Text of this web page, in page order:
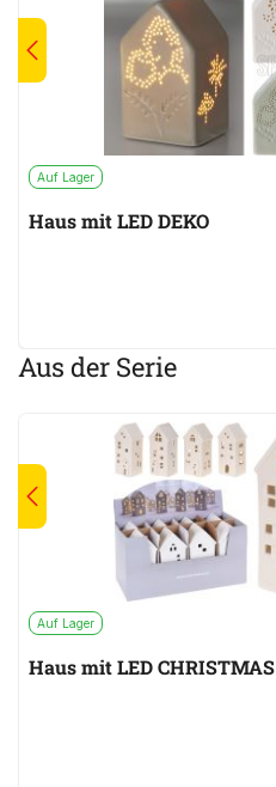
Auf Lager
Haus mit LED DEKO
Aus der Serie
Auf Lager
Haus mit LED CHRISTMAS